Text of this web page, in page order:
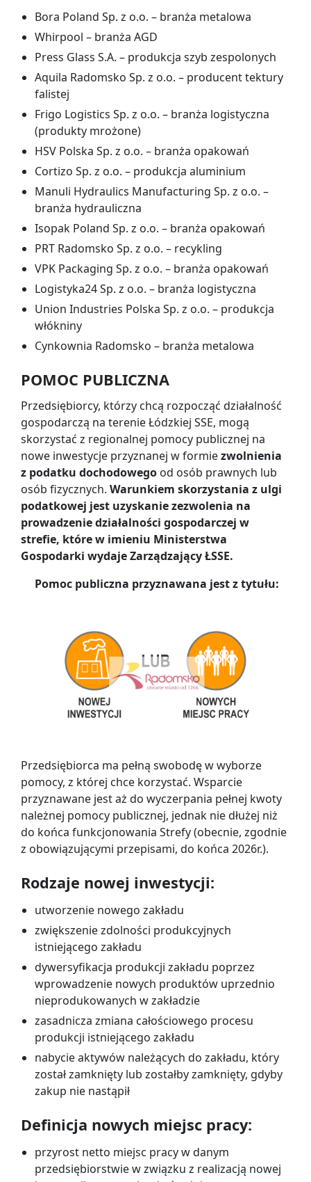
Bora Poland Sp. z o.o. – branża metalowa
Whirpool – branża AGD
Press Glass S.A. – produkcja szyb zespolonych
Aquila Radomsko Sp. z o.o. – producent tektury
falistej
Frigo Logistics Sp. z o.o. – branża logistyczna
(produkty mrożone)
HSV Polska Sp. z o.o. – branża opakowań
Cortizo Sp. z o.o. – produkcja aluminium
Manuli Hydraulics Manufacturing Sp. z o.o. –
branża hydrauliczna
Isopak Poland Sp. z o.o. – branża opakowań
PRT Radomsko Sp. z o.o. – recykling
VPK Packaging Sp. z o.o. – branża opakowań
Logistyka24 Sp. z o.o. – branża logistyczna
Union Industries Polska Sp. z o.o. – produkcja
włókniny
Cynkownia Radomsko – branża metalowa
POMOC PUBLICZNA
Przedsiębiorcy, którzy chcą rozpocząć działalność
gospodarczą na terenie Łódzkiej SSE, mogą
skorzystać z regionalnej pomocy publicznej na
nowe inwestycje przyznanej w formiezwolnienia
z podatku dochodowego od osób prawnych lub
osób fizycznych. Warunkiem skorzystania z ulgi
podatkowej jest uzyskanie zezwolenia na
prowadzenie działalności gospodarczej w
strefie, które w imieniu Ministerstwa
Gospodarki wydaje Zarządzający ŁSSE.
Pomoc publiczna przyznawana jest z tytułu:
Przedsiębiorca ma pełną swobodę w wyborze
pomocy, z której chce korzystać. Wsparcie
przyznawane jest aż do wyczerpania pełnej kwoty
należnej pomocy publicznej, jednak nie dłużej niż
do końca funkcjonowania Strefy (obecnie, zgodnie
z obowiązującymi przepisami, do końca 2026r.).
Rodzaje nowej inwestycji:
utworzenie nowego zakładu
zwiększenie zdolności produkcyjnych
istniejącego zakładu
dywersyfikacja produkcji zakładu poprzez
wprowadzenie nowych produktów uprzednio
nieprodukowanych w zakładzie
zasadnicza zmiana całościowego procesu
produkcji istniejącego zakładu
nabycie aktywów należących do zakładu, który
został zamknięty lub zostałby zamknięty, gdyby
zakup nie nastąpił
Definicja nowych miejsc pracy:
przyrost netto miejsc pracy w danym
przedsiębiorstwie w związku z realizacją nowej